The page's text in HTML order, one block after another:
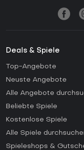
Deals & Spiele
Top-Angebote
Neuste Angebote
Alle Angebote
Beliebte Spiele
Kostenlose Spiele
Alle Spiele
Spieleshops &